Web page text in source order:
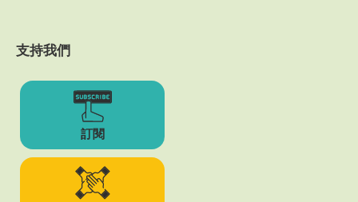
支持我們
訂閱